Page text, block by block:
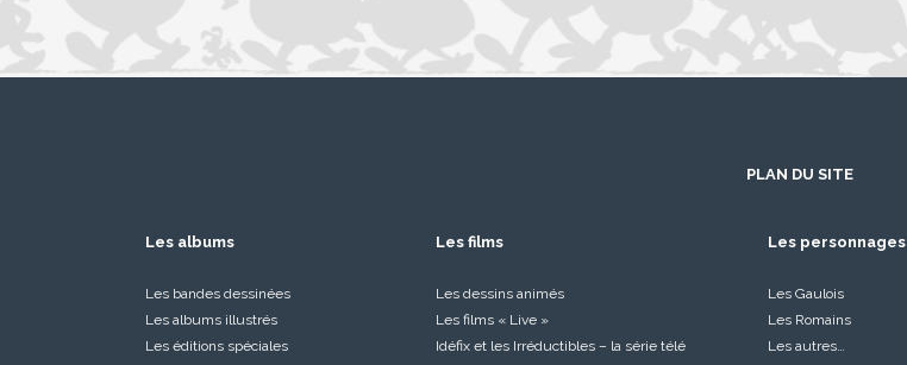
PLAN DU SITE
Les albums
Les bandes dessinées
Les albums illustrés
Les éditions spéciales
Les films
Les dessins animés
Les films « Live »
Idéfix et les Irréductibles – la série télé
Les personnages
Les Gaulois
Les Romains
Les autres…